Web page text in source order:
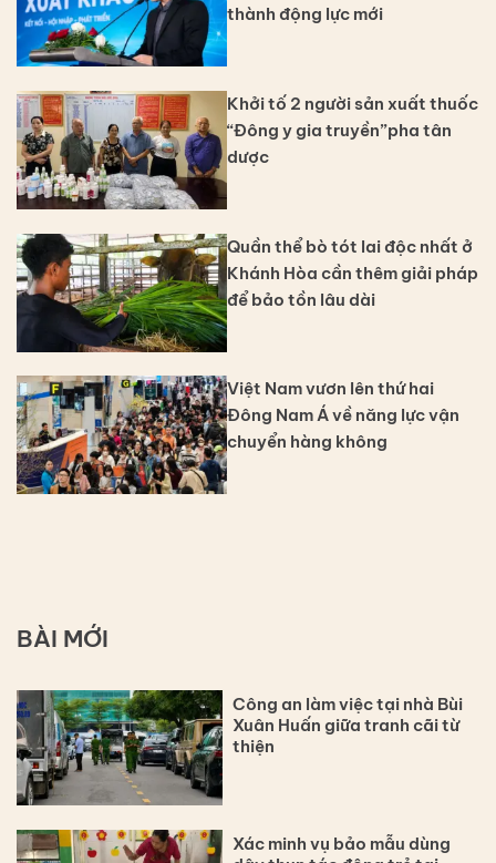
thành động lực mới
Khởi tố 2 người sản xuất thuốc
“Đông y gia truyền”pha tân
dược
Quần thể bò tót lai độc nhất ở
Khánh Hòa cần thêm giải pháp
để bảo tồn lâu dài
Việt Nam vươn lên thứ hai
Đông Nam Á về năng lực vận
chuyển hàng không
BÀI MỚI
Công an làm việc tại nhà Bùi
Xuân Huấn giữa tranh cãi từ
thiện
Xác minh vụ bảo mẫu dùng